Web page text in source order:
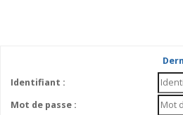
Identifiant :
Mot de passe :